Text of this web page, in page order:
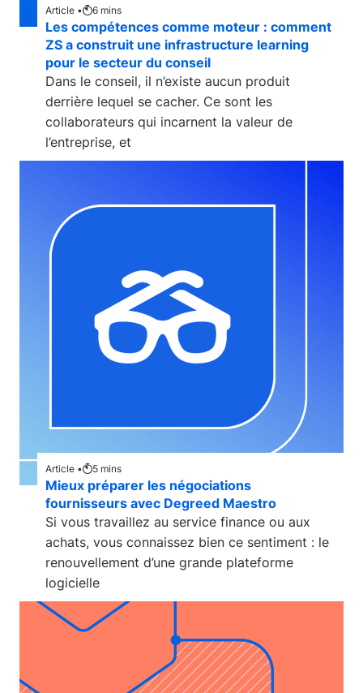
Article • 6 mins
Les compétences comme moteur : comment
ZS a construit une infrastructure learning
pour le secteur du conseil
Dans le conseil, il n’existe aucun produit
derrière lequel se cacher. Ce sont les
collaborateurs qui incarnent la valeur de
l’entreprise, et
Article • 5 mins
Mieux préparer les négociations
fournisseurs avec Degreed Maestro
Si vous travaillez au service finance ou aux
achats, vous connaissez bien ce sentiment : le
renouvellement d’une grande plateforme
logicielle